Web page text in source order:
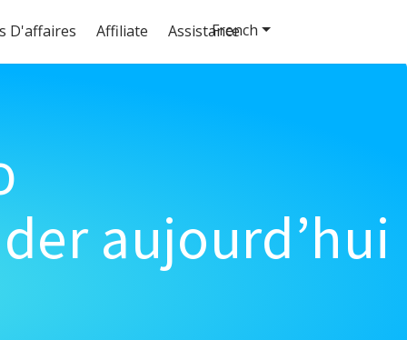
D'affaires Affiliate Assistance
aujourd’hui
French